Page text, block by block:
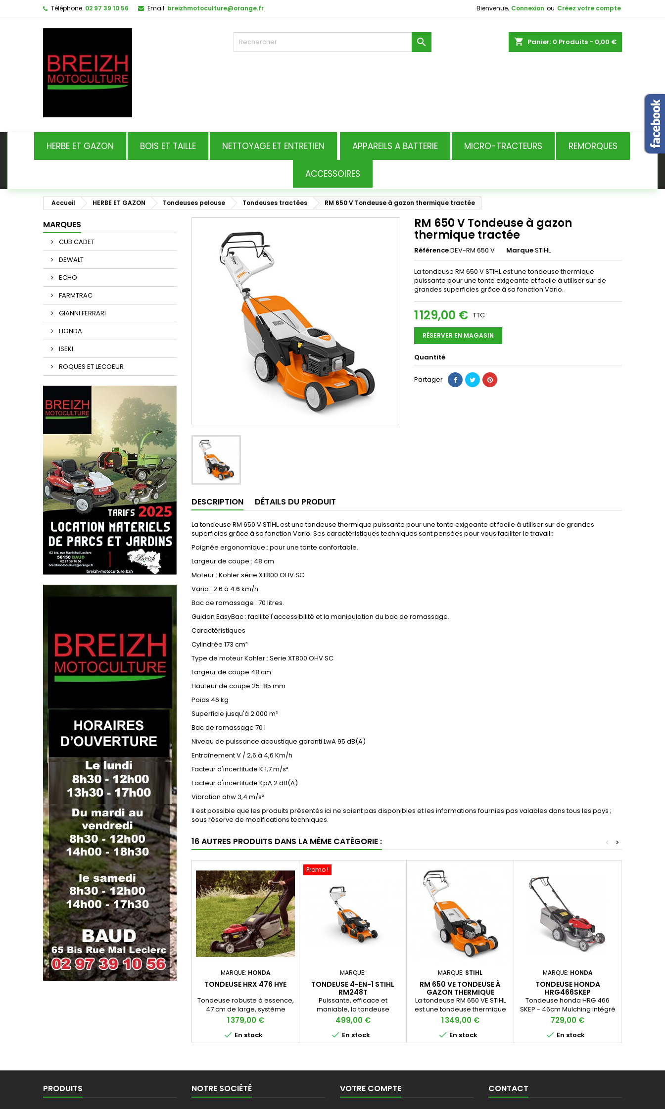
Téléphone: 02 97 39 10 56 Email: breizhmotoculture@orange.fr Bienvenue, Connexion ou Créez votre compte
shopping_cart Panier: 0 Produits - 0,00 €

HERBE ET GAZON BOIS ET TAILLE NETTOYAGE ET ENTRETIEN APPAREILS A BATTERIE MICRO-TRACTEURS REMORQUES
ACCESSOIRES
Accueil HERBE ET GAZON Tondeuses pelouse Tondeuses tractées RM 650 V Tondeuse à gazon thermique tractée
MARQUES
CUB CADET
DEWALT
ECHO
FARMTRAC
GIANNI FERRARI
HONDA
ISEKI
ROQUES ET LECOEUR
RM 650 V Tondeuse à gazon
thermique tractée
RéférenceDEV-RM 650 V MarqueSTIHL
La tondeuse RM 650 V STIHL est une tondeuse thermique
puissante pour une tonte exigeante et facile à utiliser sur de
grandes superficies grâce à sa fonction Vario.
1 129,00 € TTC
RÉSERVER EN MAGASIN
Quantité
Partager
DESCRIPTION DÉTAILS DU PRODUIT
La tondeuse RM 650 V STIHL est une tondeuse thermique puissante pour une tonte exigeante et facile à utiliser sur de grandes
superficies grâce à sa fonction Vario. Ses caractéristiques techniques sont pensées pour vous faciliter le travail :
Poignée ergonomique : pour une tonte confortable.
Largeur de coupe : 48 cm
Moteur : Kohler série XT800 OHV SC
Vario : 2.6 à 4.6 km/h
Bac de ramassage : 70 litres.
Guidon EasyBac : facilite l'accessibilité et la manipulation du bac de ramassage.
Caractéristiques
Cylindrée 173 cm³
Type de moteurKohler : Serie XT800 OHV SC
Largeur de coupe 48 cm
Hauteur de coupe 25-85 mm
Poids 46 kg
Superficie jusqu'à 2.000 m²
Bac de ramassage 70 l
Niveau de puissance acoustique garanti LwA95 dB(A)
EntraînementV / 2,6 à 4,6 Km/h
Facteur d'incertitude K 1,7 m/s²
Facteur d'incertitude KpA2 dB(A)
Vibration ahw3,4 m/s²
Il est possible que les produits présentés ici ne soient pas disponibles et les informations fournies pas valables dans tous les pays ;
sous réserve de modifications techniques.
16 AUTRES PRODUITS DANS LA MÊME CATÉGORIE : >
<
MARQUE: HONDA
TONDEUSE HRX 476 HYE
Tondeuse robuste à essence,
47 cm de large, système
Smart Drive® et Rotostop.
Prix
1 379,00 €
 En stock
Promo !
MARQUE:
TONDEUSE 4-EN-1 STIHL
RM248T
Puissante, efficace et
maniable, la tondeuse
thermique RM 248 T est idéale
pour les pelouses de taille
moyenne. Largeur de coupe :
46 cm. Tondeuse 4-en-1 via
éjection arrière, éjection
(obturateur fourni).
Entraînement des roues à 1
Prix
499,00 €
 En stock
MARQUE: STIHL
RM 650 VE TONDEUSE À
GAZON THERMIQUE
TRACTÉE
La tondeuse RM 650 VE STIHL
est une tondeuse thermique
puissante pour une tonte
exigeante et facile à utiliser
sur de grandes superficies
grâce à sa fonction variateur.
Prix
1 349,00 €
 En stock
MARQUE: HONDA
TONDEUSE HONDA
HRG466SKEP
Tondeuse honda HRG 466
SKEP - 46cm Mulching intégré
Idéale pour les pelouses de
surfaces moyennes.
Tondeuse polyvalente, passez
du ramassage au mulching
Mulching Inclus GCVx 145cc
Prix
729,00 €
 En stock
PRODUITS NOTRE SOCIÉTÉ VOTRE COMPTE CONTACT